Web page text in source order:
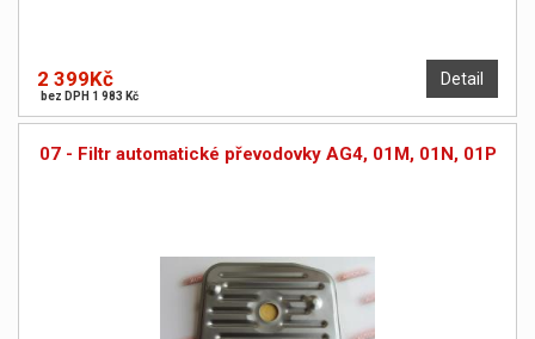
Detail
2 399Kč
bez DPH 1 983 Kč
07 - Filtr automatické převodovky AG4, 01M, 01N, 01P